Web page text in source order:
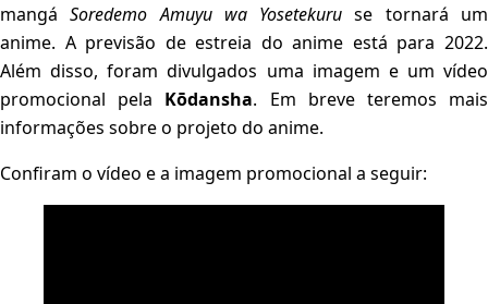
mangáSoredemo Amuyu wa Yosetekuru se tornará um
anime. A previsão de estreia do anime está para 2022.
Além disso, foram divulgados uma imagem e um vídeo
promocional pela Kōdansha. Em breve teremos mais
informações sobre o projeto do anime.
Confiram o vídeo e a imagem promocional a seguir: